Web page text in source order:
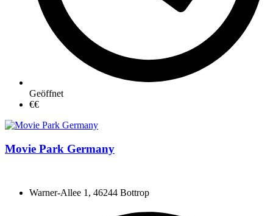
Geöffnet
€€
Movie Park Germany
Warner-Allee 1, 46244 Bottrop